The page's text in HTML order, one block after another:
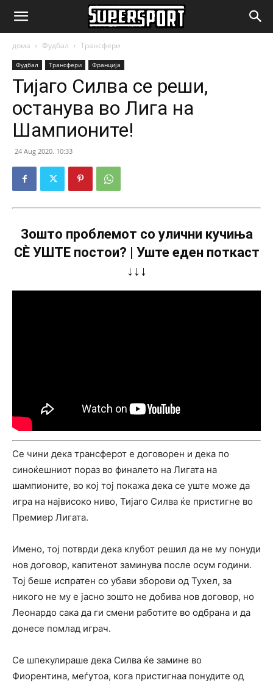
SuperSport.mk
дома Фудбал Трансфери
Фудбал Трансфери Франција
Тијаго Силва се реши,
останува во Лига на
Шампионите!
24 Aug 2020. 10:33
Зошто проблемот со улични кучиња
СÈ УШТЕ постои? | Уште еден поткаст
↓↓↓
Се чини дека трансферот е договорен и дека по
синоќешниот пораз во финалето на Лигата на
шампионите, во кој тој покажа дека се уште може да
игра на највисоко ниво, Тијаго Силва ќе пристигне во
Премиер Лигата.
Имено, тој потврди дека клубот решил да не му понуди
нов договор, капитенот заминува после осум години.
Тој беше испратен со убави зборови од Тухел, за
никого не му е јасно зошто не добива нов договор, но
Леонардо сака да ги смени работите во одбрана и да
донесе помлад играч.
Се шпекулираше дека Силва ќе замине во
Фиорентина, меѓутоа, кога пристигнаа понудите од